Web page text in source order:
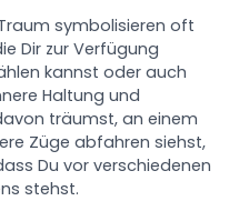
symbolisieren oft
Dir zur Verfügung
kannst oder auch
Haltung und
träumst, an einem
Züge abfahren siehst,
Du vor verschiedenen
stehst.